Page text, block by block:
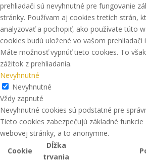
prehliadači sú nevyhnutné pre fungovanie
stránky. Používam aj cookies tretích strán,
analyzovať a pochopiť, ako používate túto
cookies budú uložené vo vašom prehliadači
Máte možnosť vypnúť tieto cookies. To
zážitok z prehliadania.
Nevyhnutné
Nevyhnutné
Vždy zapnuté
Nevyhnutné cookies sú podstatné pre
Tieto cookies zabezpečujú základné
webovej stránky, a to anonymne.
Cookie
Dĺžka
trvania